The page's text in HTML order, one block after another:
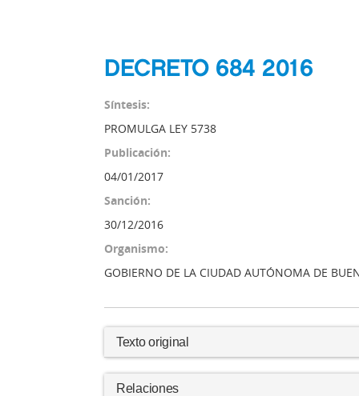
DECRETO 684 2016
Síntesis:
PROMULGA LEY 5738
Publicación:
04/01/2017
Sanción:
30/12/2016
Organismo:
GOBIERNO DE LA CIUDAD AUTÓNOMA DE
Texto original
Relaciones